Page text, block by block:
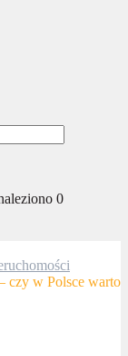
0
czy w Polsce warto